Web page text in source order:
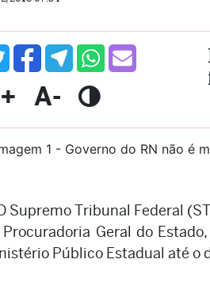
A-
Supremo Tribunal Federal
Procuradoria Geral do
Público Estadual até o